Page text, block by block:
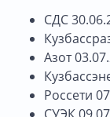
СДС
Азот
Россети